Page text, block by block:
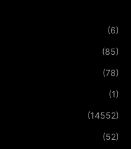
(6)
(85)
(78)
(1)
(14552)
(52)